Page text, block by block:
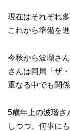
現在はそれぞれ
これから準備を
今秋から波瑠さ
さんは同局「ザ
重なる中でも関
5歳年上の波瑠さ
しつつ、何事に